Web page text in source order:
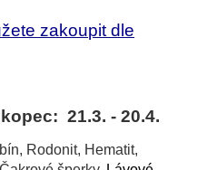
zakoupit dle
21.3. - 20.4.
Rodonit, Hematit,